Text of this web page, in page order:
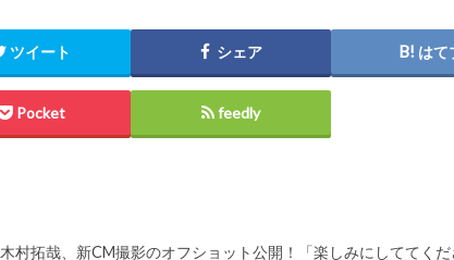
ツイート シェア はて
Pocket feedly
木村拓哉、新CM撮影のオフショット公開！「楽しみにしててくだ